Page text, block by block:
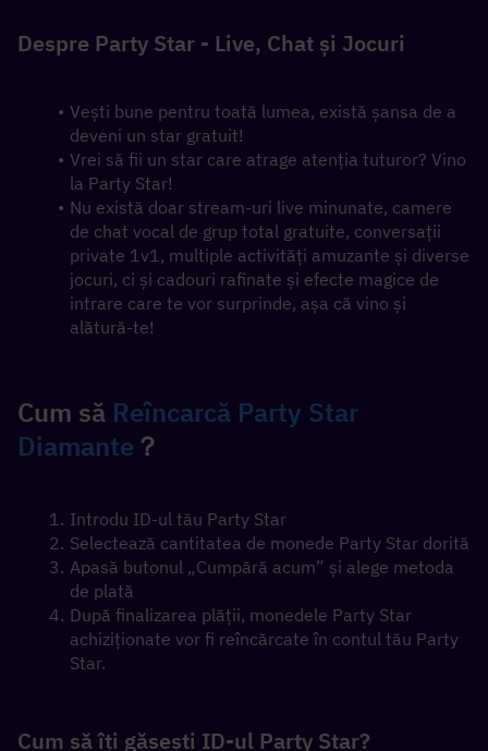
Despre Party Star - Live, Chat și Jocuri
Vești bune pentru toată lumea, există șansa de a
deveni un star gratuit!
Vrei să fii un star care atrage atenția tuturor? Vino
la Party Star!
Nu există doar stream-uri live minunate, camere
de chat vocal de grup total gratuite, conversații
private 1v1, multiple activități amuzante și diverse
jocuri, ci și cadouri rafinate și efecte magice de
intrare care te vor surprinde, așa că vino și
alătură-te!
Cum să
Diamante ？
Introdu ID-ul tău Party Star
Selectează cantitatea de monede Party Star dorită
Apasă butonul „Cumpără acum” și alege metoda
de plată
După finalizarea plății, monedele Party Star
achiziționate vor fi reîncărcate în contul tău Party
Star.
Cum să îți găsești ID-ul Party Star?